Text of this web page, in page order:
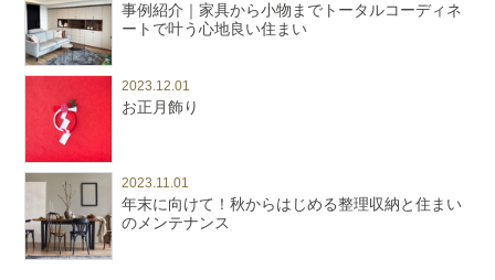
事例紹介｜家具から小物までトータルコーディネ
ートで叶う心地良い住まい
2023.12.01
お正月飾り
2023.11.01
年末に向けて！秋からはじめる整理収納と住まい
のメンテナンス